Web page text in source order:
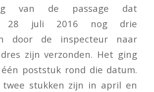
van de passage dat
28 juli 2016 nog drie
door de inspecteur naar
zijn verzonden. Het ging
poststuk rond die datum.
twee stukken zijn in april en